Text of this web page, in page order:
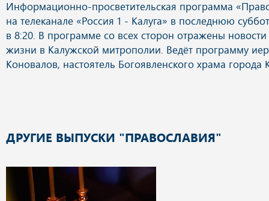
ДРУГИЕ ВЫПУСКИ "ПРАВОСЛАВИЯ"